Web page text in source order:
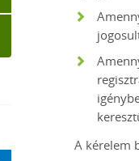
A kérelem